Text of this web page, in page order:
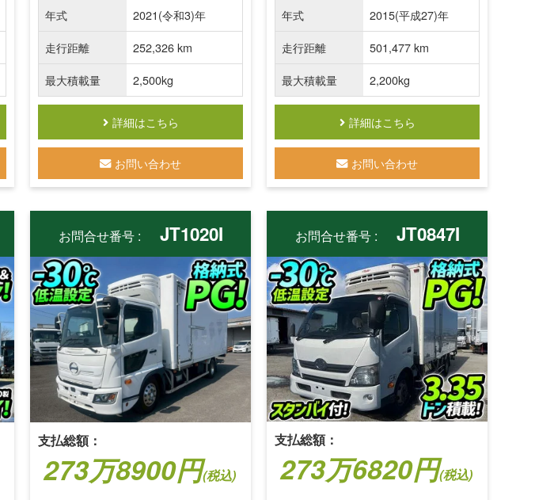
年式
2021(令和3)年
走行距離
252,326 km
最大積載量
2,500kg
詳細はこちら
お問い合わせ
年式
2015(平成27)年
走行距離
501,477 km
最大積載量
2,200kg
詳細はこちら
お問い合わせ
お問合せ番号 : JT1020I
支払総額：
273万8900円(税込)
お問合せ番号 : JT0847I
支払総額：
273万6820円(税込)